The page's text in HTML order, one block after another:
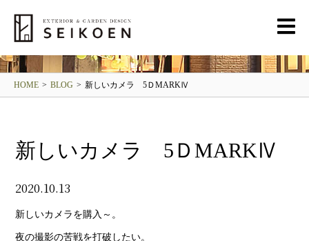
HOME > BLOG > 新しいカメラ 5ＤMARKⅣ
新しいカメラ 5ＤMARKⅣ
2020.10.13
新しいカメラを購入～。
夜の撮影の苦戦を打破したい。